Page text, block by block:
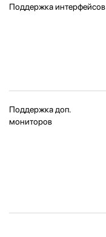
Поддержка интерфейсов
Поддержка доп.
мониторов